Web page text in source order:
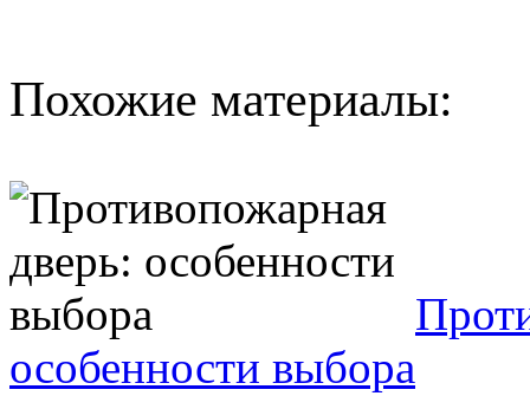
Похожие материалы:
особенности выбора